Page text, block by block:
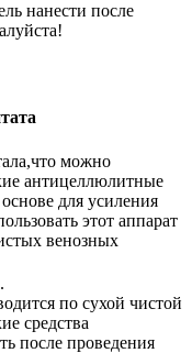
нанести после
можно
антицеллюлитные
для усиления
этот аппарат
венозных
по сухой чистой
средства
после проведения